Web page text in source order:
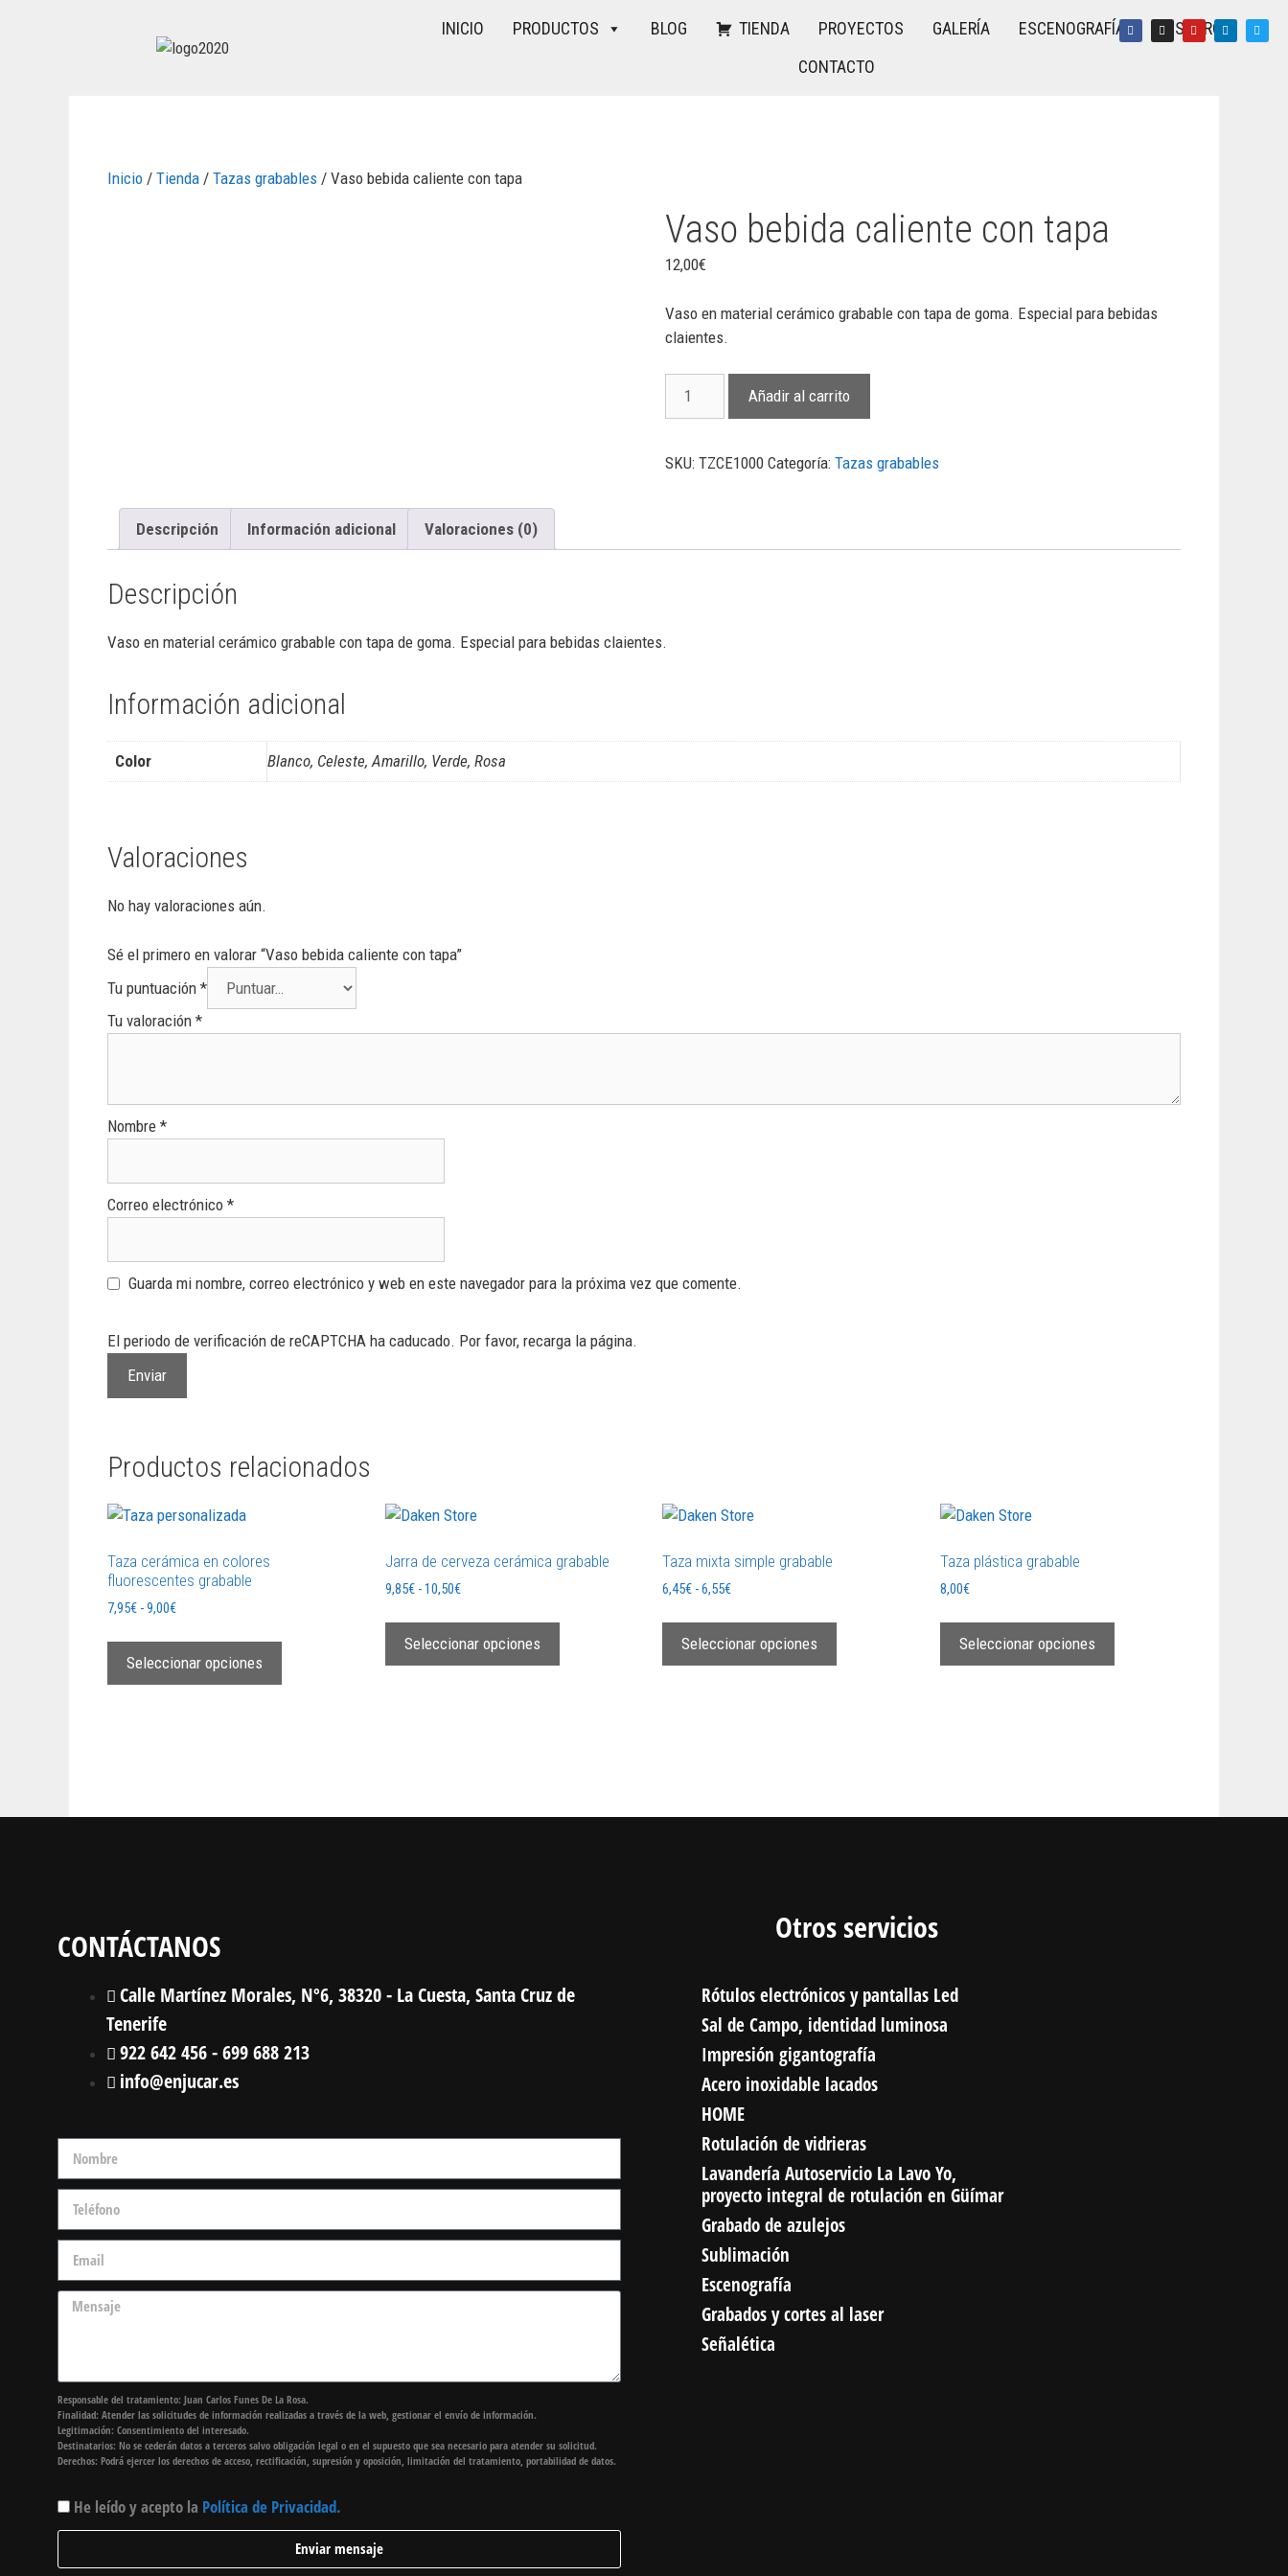
INICIO PRODUCTOS BLOG TIENDA PROYECTOS GALERÍA ESCENOGRAFÍA
NOSOTROS
CONTACTO
Inicio / Tienda / Tazas grabables / Vaso bebida caliente con tapa
Vaso bebida caliente con tapa
12,00€
Vaso en material cerámico grabable con tapa de goma. Especial para bebidas
claientes.
Añadir al carrito
SKU:TZCE1000 Categoría:Tazas grabables
Descripción Información adicional Valoraciones (0)
Descripción
Vaso en material cerámico grabable con tapa de goma. Especial para bebidas claientes.
Información adicional
Color Blanco, Celeste, Amarillo, Verde, Rosa
Valoraciones
No hay valoraciones aún.
Sé el primero en valorar “Vaso bebida caliente con tapa”
Tu puntuación *
Tu valoración *
Nombre *
Correo electrónico *
Guarda mi nombre, correo electrónico y web en este navegador para la próxima vez que comente.
El periodo de verificación de reCAPTCHA ha caducado. Por favor, recarga la página.
Productos relacionados
Taza cerámica en colores
fluorescentes grabable
7,95€ -9,00€
Seleccionar opciones
Jarra de cerveza cerámica grabable
9,85€ -10,50€
Seleccionar opciones
Taza mixta simple grabable
6,45€ -6,55€
Seleccionar opciones
Taza plástica grabable
8,00€
Seleccionar opciones
CONTÁCTANOS
Calle Martínez Morales, Nº6, 38320 - La Cuesta, Santa Cruz de
Tenerife
922 642 456 - 699 688 213
info@enjucar.es
Responsable del tratamiento: Juan Carlos Funes De La Rosa.
Finalidad: Atender las solicitudes de información realizadas a través de la web, gestionar el envío de información.
Legitimación: Consentimiento del interesado.
Destinatarios: No se cederán datos a terceros salvo obligación legal o en el supuesto que sea necesario para atender su solicitud.
Derechos: Podrá ejercer los derechos de acceso, rectificación, supresión y oposición, limitación del tratamiento, portabilidad de datos.
He leído y acepto la Política de Privacidad.
Enviar mensaje
Otros servicios
Rótulos electrónicos y pantallas Led
Sal de Campo, identidad luminosa
Impresión gigantografía
Acero inoxidable lacados
HOME
Rotulación de vidrieras
Lavandería Autoservicio La Lavo Yo,
proyecto integral de rotulación en Güímar
Grabado de azulejos
Sublimación
Escenografía
Grabados y cortes al laser
Señalética